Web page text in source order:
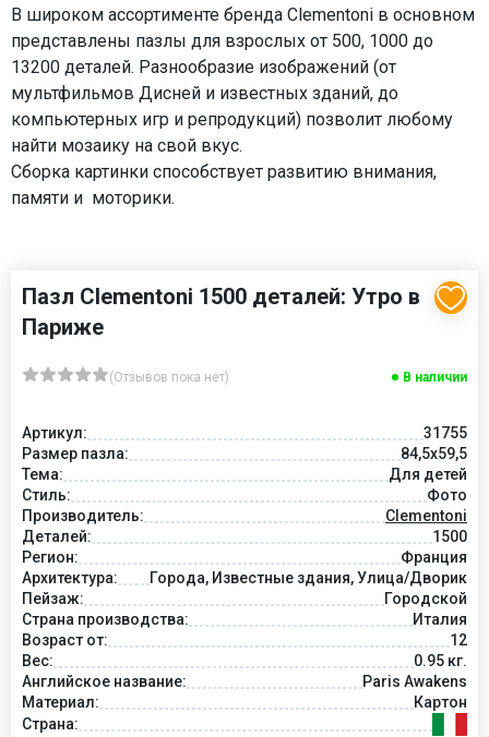
В широком ассортименте бренда Clementoni в основном
представлены пазлы для взрослых от 500, 1000 до
13200 деталей. Разнообразие изображений (от
мультфильмов Дисней и известных зданий, до
компьютерных игр и репродукций) позволит любому
найти мозаику на свой вкус.
Сборка картинки способствует развитию внимания,
памяти и моторики.
Пазл Clementoni 1500 деталей: Утро в
Париже
(Отзывов пока нет) В наличии
Артикул:
31755
Размер пазла:
84,5x59,5
Тема:
Для детей
Стиль:
Фото
Производитель:
Clementoni
Деталей:
1500
Регион:
Франция
Архитектура:
Города, Известные здания, Улица/Дворик
Пейзаж:
Городской
Страна производства:
Италия
Возраст от:
12
Вес:
0.95 кг.
Английское название:
Paris Awakens
Материал:
Картон
Страна: